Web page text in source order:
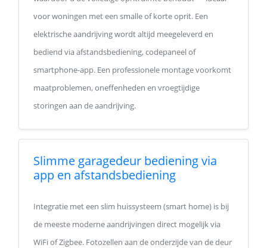
voor woningen met een smalle of korte oprit. Een
elektrische aandrijving wordt altijd meegeleverd en
bediend via afstandsbediening, codepaneel of
smartphone-app. Een professionele montage voorkomt
maatproblemen, oneffenheden en vroegtijdige
storingen aan de aandrijving.
Slimme garagedeur bediening via
app en afstandsbediening
Integratie met een slim huissysteem (smart home) is bij
de meeste moderne aandrijvingen direct mogelijk via
WiFi of Zigbee. Fotozellen aan de onderzijde van de deur